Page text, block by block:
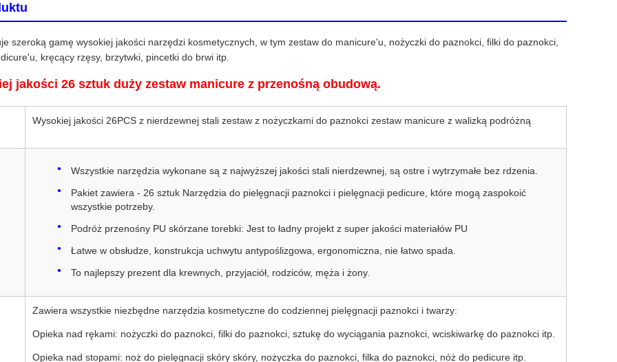
szeroką gamę wysokiej jakości narzędzi kosmetycznych, w tym zestaw do manicure'u, nożyczki do paznokci, filki do paznokci,
kręcący rzęsy, brzytwki, pincetki do brwi itp.
jakości 26 sztuk duży zestaw manicure z przenośną obudową.
Wysokiej jakości 26PCS z nierdzewnej stali zestaw z nożyczkami do paznokci zestaw manicure z walizką podróżną
Wszystkie narzędzia wykonane są z najwyższej jakości stali nierdzewnej, są ostre i wytrzymałe bez rdzenia.
Pakiet zawiera - 26 sztuk Narzędzia do pielęgnacji paznokci i pielęgnacji pedicure, które mogą zaspokoić
wszystkie potrzeby.
Podróż przenośny PU skórzane torebki: Jest to ładny projekt z super jakości materiałów PU
Łatwe w obsłudze, konstrukcja uchwytu antypoślizgowa, ergonomiczna, nie łatwo spada.
To najlepszy prezent dla krewnych, przyjaciół, rodziców, męża i żony.
Zawiera wszystkie niezbędne narzędzia kosmetyczne do codziennej pielęgnacji paznokci i twarzy:
Opieka nad rękami: nożyczki do paznokci, filki do paznokci, sztukę do wyciągania paznokci, wciskiwarkę do paznokci itp.
Opieka nad stopami: noż do pielęgnacji skóry skóry, nożyczka do paznokci, filka do paznokci, nóż do pedicure itp.